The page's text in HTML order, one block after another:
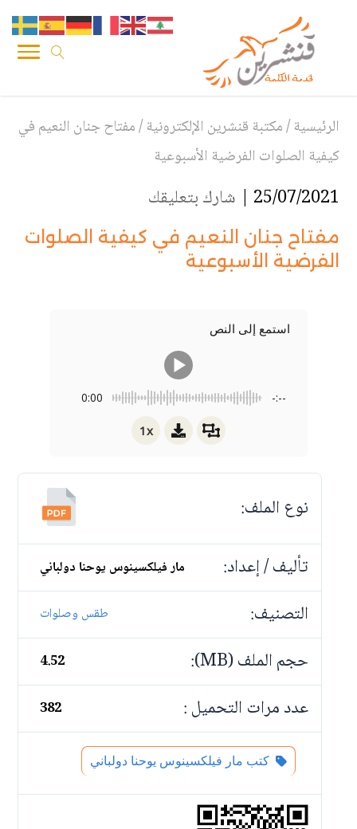
الرئيسية/مكتبة قنشرين الإلكترونية/مفتاح جنان النعيم في
كيفية الصلوات الفرضية الأسبوعية
25/07/2021 | شارك بتعليقك
مفتاح جنان النعيم في كيفية الصلوات
الفرضية الأسبوعية
استمع إلى النص
0:00 -:--
1x
نوع الملف:
تأليف / إعداد:
مار فيلكسينوس يوحنا دولباني
التصنيف: طقس وصلوات
حجم الملف (MB): 4.52
عدد مرات التحميل : 382
كتب مار فيلكسينوس يوحنا دولباني